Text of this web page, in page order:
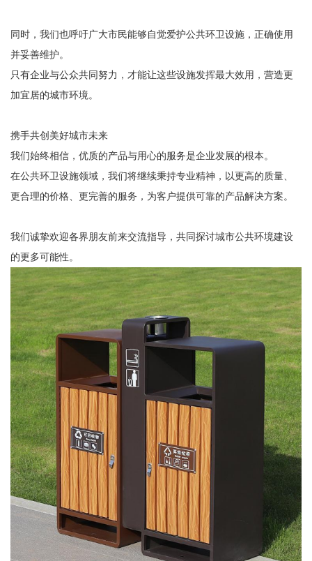
同时，我们也呼吁广大市民能够自觉爱护公共环卫设施，正确使用
并妥善维护。
只有企业与公众共同努力，才能让这些设施发挥最大效用，营造更
加宜居的城市环境。
携手共创美好城市未来
我们始终相信，优质的产品与用心的服务是企业发展的根本。
在公共环卫设施领域，我们将继续秉持专业精神，以更高的质量、
更合理的价格、更完善的服务，为客户提供可靠的产品解决方案。
我们诚挚欢迎各界朋友前来交流指导，共同探讨城市公共环境建设
的更多可能性。